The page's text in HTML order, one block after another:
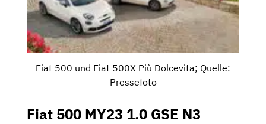
Fiat 500 und Fiat 500X Più Dolcevita; Quelle:
Pressefoto
Fiat 500 MY23 1.0 GSE N3